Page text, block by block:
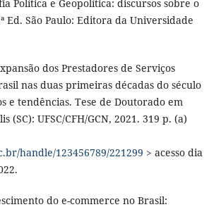
Política e Geopolítica: discursos sobre o
São Paulo: Editora da Universidade
dos Prestadores de Serviços
nas duas primeiras décadas do século
e tendências. Tese de Doutorado em
(SC): UFSC/CFH/GCN, 2021. 319 p. (a)
handle/123456789/221299 > acesso dia
do e-commerce no Brasil: